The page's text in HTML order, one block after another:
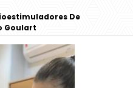
De
Goulart